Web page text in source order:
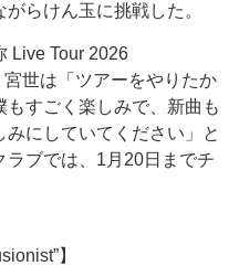
らけん玉に挑戦した。
Live Tour 2026
世は「ツアーをやりたか
すごく楽しみで、新曲も
にしていてください」と
ブでは、1月20日までチ
】